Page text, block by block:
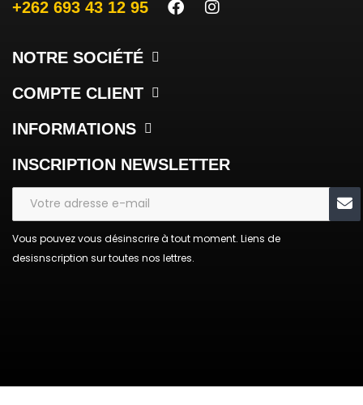
+262 693 43 12 95
NOTRE SOCIÉTÉ
COMPTE CLIENT
INFORMATIONS
INSCRIPTION NEWSLETTER
Vous pouvez vous désinscrire à tout moment. Liens de
desisnscription sur toutes nos lettres.